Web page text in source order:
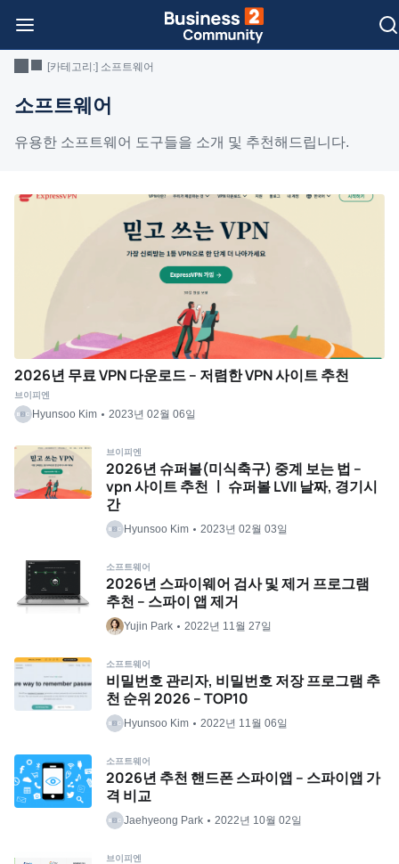
[카테고리:] 소프트웨어
소프트웨어
유용한 소프트웨어 도구들을 소개 및 추천해드립니다.
2026년 무료 VPN 다운로드 – 저렴한 VPN 사이트 추천
Hyunsoo Kim 2023년 02월 06일
브이피엔
2026년 슈퍼볼(미식축구) 중계 보는 법 –
vpn 사이트 추천 ㅣ 슈퍼볼 LVII 날짜, 경기시
간
Hyunsoo Kim 2023년 02월 03일
브이피엔
2026년 스파이웨어 검사 및 제거 프로그램
추천 – 스파이 앱 제거
Yujin Park 2022년 11월 27일
소프트웨어
비밀번호 관리자, 비밀번호 저장 프로그램 추
천 순위 2026 – TOP10
Hyunsoo Kim 2022년 11월 06일
소프트웨어
2026년 추천 핸드폰 스파이앱 – 스파이앱 가
격 비교
Jaehyeong Park 2022년 10월 02일
소프트웨어
브이피엔